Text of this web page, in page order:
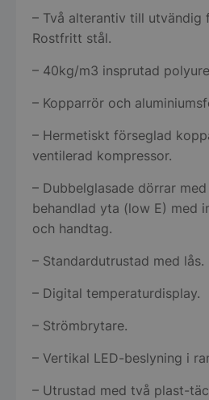
– Två alterantiv till utvändig
Rostfritt stål.
– 40kg/m3 insprutad
– Kopparrör och
– Hermetiskt förseglad
ventilerad kompressor.
– Dubbelglasade dörrar
behandlad yta (low E) med
och handtag.
– Standardutrustad med lås.
– Digital temperaturdisplay.
– Strömbrytare.
– Vertikal LED-beslyning i
– Utrustad med två plast-